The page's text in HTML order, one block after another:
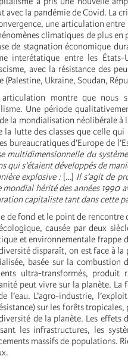
avec la pandémie de Covid. La
une articulation
climatiques de plus en
de stagnation économique
interétatique entre les
avec la résistance des
(Palestine, Ukraine, Soudan,
montre que nous
Une période
la mondialisation néolibérale
la lutte des classes que celle
bureaucratiques d’Europe de
multidimensionnelle du
qui s’étaient développés de
explosive :[…] Il s’agit de
mondial hérité des années 1990
capitaliste tant dans cette
de fond et le point de rencontre
causée par deux
et environnementale frappe
disparaît, on est face à
basée sur la combustion
ultra-transformés,
peut vivre sur la planète. La
l’eau. L’agro-industrie,
sur les forêts
de la planète. Les effets
les infrastructures, les
massifs de populations.